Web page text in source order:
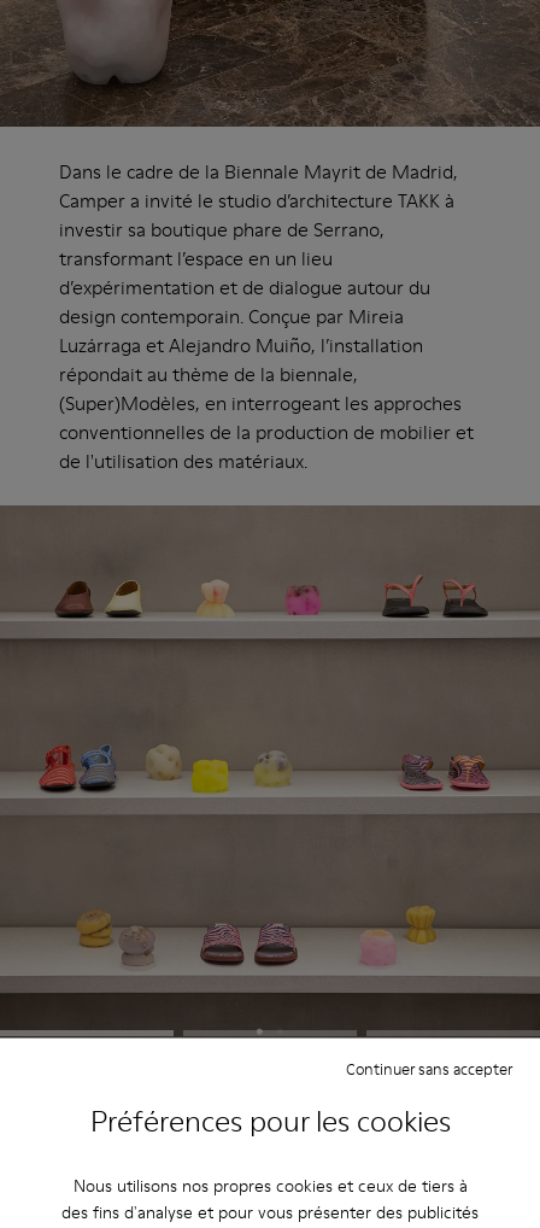
Préférences pour les cookies
Nous utilisons nos propres cookies et ceux de tiers à
des fins d'analyse et pour vous présenter des publicités
Continuer sans accepter
Dans le cadre de la Biennale Mayrit de Madrid,
Camper a invité le studio d’architecture TAKK à
investir sa boutique phare de Serrano,
transformant l’espace en un lieu
d’expérimentation et de dialogue autour du
design contemporain. Conçue par Mireia
Luzárraga et Alejandro Muiño, l’installation
répondait au thème de la biennale,
(Super)Modèles, en interrogeant les approches
conventionnelles de la production de mobilier et
de l'utilisation des matériaux.
la cire, un matériau généralement associé aux
intermédiaires de la production. TAKK l’a
réinventée comme un matériau final, proposant